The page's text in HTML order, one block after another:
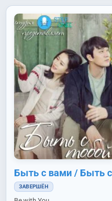
Ха Джону (Ha Jung Woo),Хан
Чо Бёнгю (Cho Byeong Gyu),Чо
Дувон (Jung Doo Won)
Чон
(Joo Woo Jae),Чхве Суён (Choi
(Yoon Sang Hyun (1973))
Быть с вами / Быть
ЗАВЕРШЁН